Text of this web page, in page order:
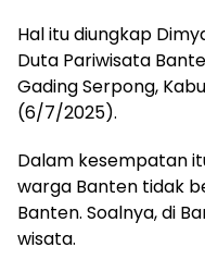
Hal itu diungkap
Duta Pariwisata
Gading Serpong,
(6/7/2025).
Dalam kesempatan
warga Banten tidak
Banten. Soalnya, di
wisata.